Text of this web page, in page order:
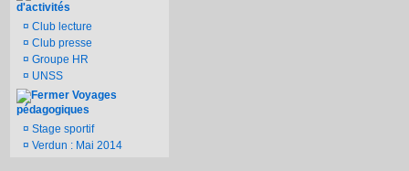
d'activités
¤ Club lecture
¤ Club presse
¤ Groupe HR
¤ UNSS
Voyages
pédagogiques
¤ Stage sportif
¤ Verdun : Mai 2014